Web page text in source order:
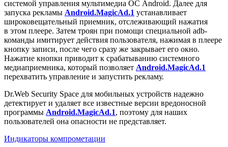
системой управления мультимедиа ОС Android. Далее для
запуска рекламы Android.MagicAd.1 устанавливает
широковещательный приемник, отслеживающий нажатия
в этом плеере. Затем троян при помощи специальной adb-
команды имитирует действия пользователя, нажимая в плеере
кнопку записи, после чего сразу же закрывает его окно.
Нажатие кнопки приводит к срабатыванию системного
медиаприемника, который позволяет Android.MagicAd.1
перехватить управление и запустить рекламу.
Dr.Web Security Space для мобильных устройств надежно
детектирует и удаляет все известные версии вредоносной
программы Android.MagicAd.1, поэтому для наших
пользователей она опасности не представляет.
Индикаторы компрометации